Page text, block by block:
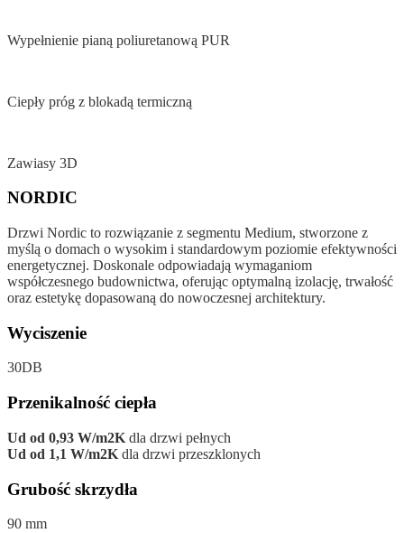
Wypełnienie pianą poliuretanową PUR
Ciepły próg z blokadą termiczną
Zawiasy 3D
NORDIC
Drzwi Nordic to rozwiązanie z segmentu Medium, stworzone z
myślą o domach o wysokim i standardowym poziomie efektywności
energetycznej. Doskonale odpowiadają wymaganiom
współczesnego budownictwa, oferując optymalną izolację, trwałość
oraz estetykę dopasowaną do nowoczesnej architektury.
Wyciszenie
30DB
Przenikalność ciepła
Ud od 0,93 W/m2K dla drzwi pełnych
Ud od 1,1 W/m2K dla drzwi przeszklonych
Grubość skrzydła
90 mm